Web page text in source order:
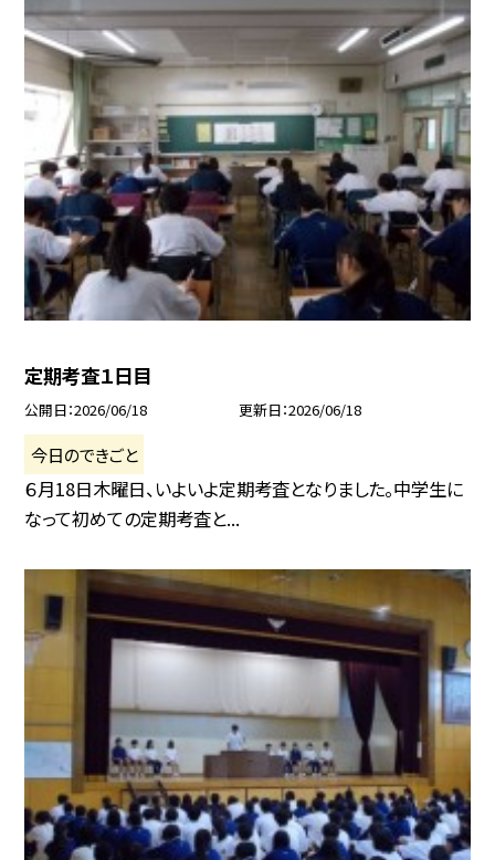
定期考査１日目
公開日 2026/06/18 更新日 2026/06/18
今日のできごと
６月18日木曜日、いよいよ定期考査となりました。中学生に
なって初めての定期考査と...